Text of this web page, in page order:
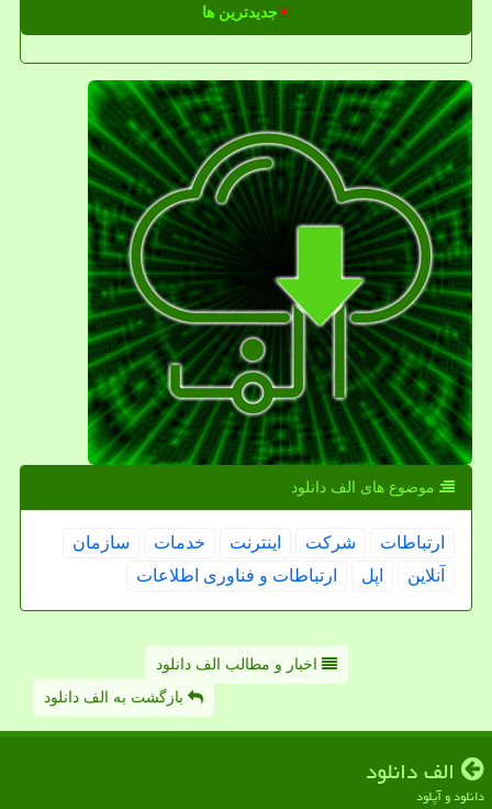
جدیدترین ها
موضوع های الف دانلود
ارتباطات شركت اینترنت خدمات
سازمان
آنلاین
اپل ارتباطات و فناوری اطلاعات
اخبار و مطالب الف دانلود
بازگشت به الف دانلود
الف دانلود
دانلود و آپلود